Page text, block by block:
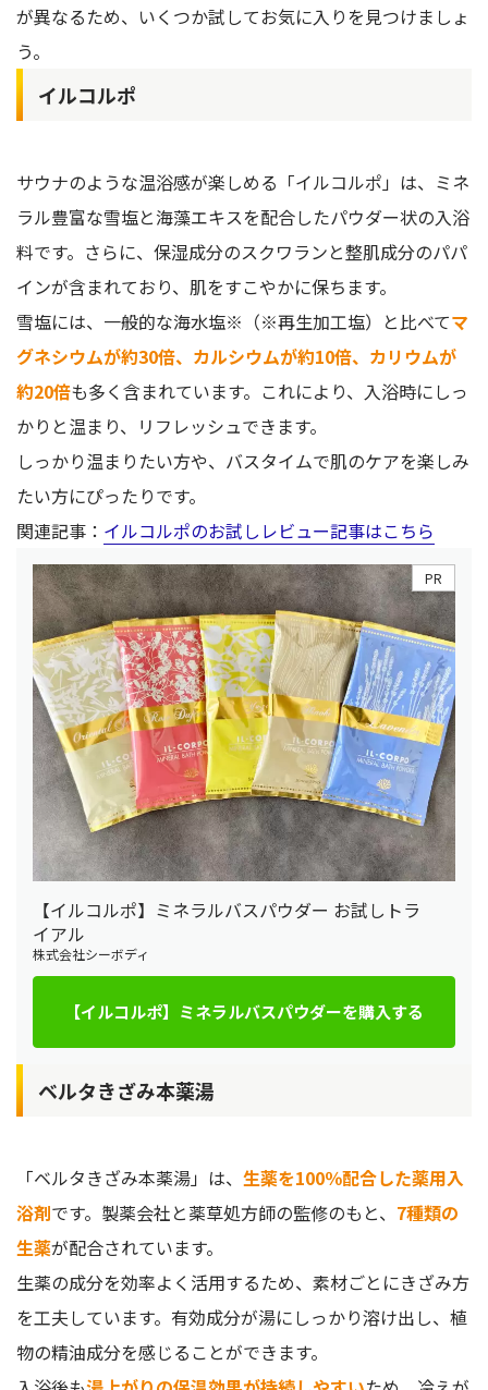
が異なるため、いくつか試してお気に入りを見つけましょ
う。
イルコルポ
サウナのような温浴感が楽しめる「イルコルポ」は、ミネ
ラル豊富な雪塩と海藻エキスを配合したパウダー状の入浴
料です。さらに、保湿成分のスクワランと整肌成分のパパ
インが含まれており、肌をすこやかに保ちます。
雪塩には、一般的な海水塩※（※再生加工塩）と比べてマ
グネシウムが約30倍、カルシウムが約10倍、カリウムが
約20倍も多く含まれています。これにより、入浴時にしっ
かりと温まり、リフレッシュできます。
しっかり温まりたい方や、バスタイムで肌のケアを楽しみ
たい方にぴったりです。
関連記事： イルコルポのお試しレビュー記事はこちら
【イルコルポ】ミネラルバスパウダー お試しトラ
イアル
株式会社シーボディ
【イルコルポ】ミネラルバスパウダーを購入する
PR
ベルタきざみ本薬湯
「ベルタきざみ本薬湯」は、 生薬を100％配合した薬用入
浴剤です。製薬会社と薬草処方師の監修のもと、 7種類の
生薬が配合されています。
生薬の成分を効率よく活用するため、素材ごとにきざみ方
を工夫しています。有効成分が湯にしっかり溶け出し、植
物の精油成分を感じることができます。